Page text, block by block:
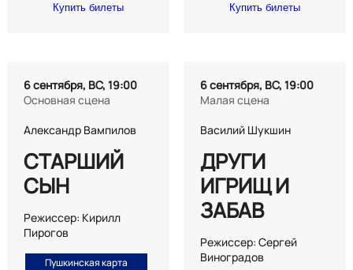
Купить билеты Купить билеты
6 сентября, ВС, 19:00
Основная сцена
Александр Вампилов
СТАРШИЙ
СЫН
Режиссер: Кирилл
Пирогов
Пушкинская карта
6 сентября, ВС, 19:00
Малая сцена
Василий Шукшин
ДРУГИ
ИГРИЩ И
ЗАБАВ
Режиссер: Сергей
Виноградов